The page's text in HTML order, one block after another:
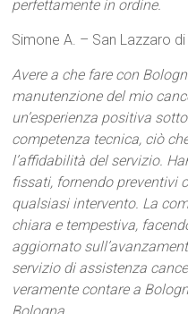
perfettamente in ordine.
Simone A. – San Lazzaro
Avere a che fare con
manutenzione del mio
un’esperienza positiva
competenza tecnica, ciò
l’affidabilità del servizio.
fissati, fornendo preventivi
qualsiasi intervento. La
chiara e tempestiva,
aggiornato
servizio di assistenza
veramente contare a